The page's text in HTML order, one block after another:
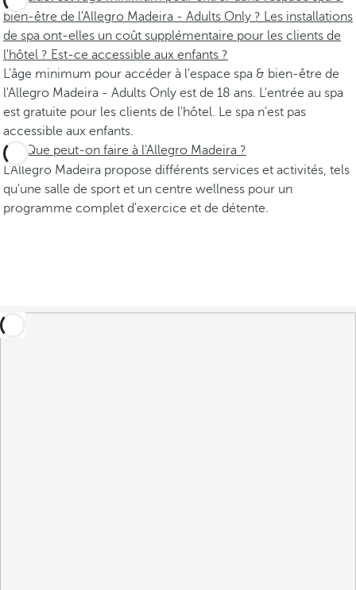
bien-être de l'Allegro Madeira - Adults Only ? Les installations
de spa ont-elles un coût supplémentaire pour les clients de
l'hôtel ? Est-ce accessible aux enfants ?
L'âge minimum pour accéder à l'espace spa & bien-être de
l'Allegro Madeira - Adults Only est de 18 ans. L'entrée au spa
est gratuite pour les clients de l'hôtel. Le spa n'est pas
accessible aux enfants.
Que peut-on faire à l'Allegro Madeira ?
L'Allegro Madeira propose différents services et activités, tels
qu'une salle de sport et un centre wellness pour un
programme complet d'exercice et de détente.